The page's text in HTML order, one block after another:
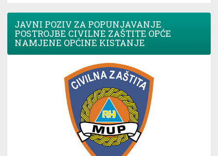
JAVNI POZIV ZA POPUNJAVANJE
POSTROJBE CIVILNE ZAŠTITE OPĆE
NAMJENE OPĆINE KISTANJE